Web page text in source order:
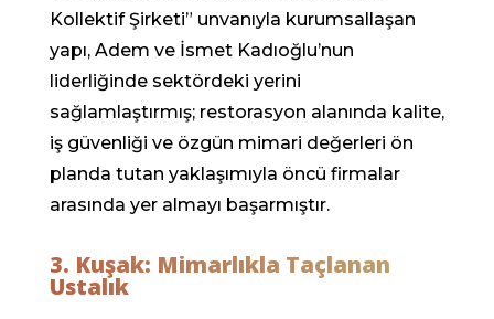
Kollektif Şirketi” unvanıyla kurumsallaşan
yapı, Adem ve İsmet Kadıoğlu’nun
liderliğinde sektördeki yerini
sağlamlaştırmış; restorasyon alanında kalite,
iş güvenliği ve özgün mimari değerleri ön
planda tutan yaklaşımıyla öncü firmalar
arasında yer almayı başarmıştır.
3. Kuşak: Mimarlıkla Taçlanan
Ustalık